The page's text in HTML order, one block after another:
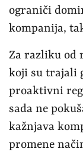
ograniči
kompanija,
Za razliku od
koji su trajali
proaktivni
sada ne
kažnjava
promene